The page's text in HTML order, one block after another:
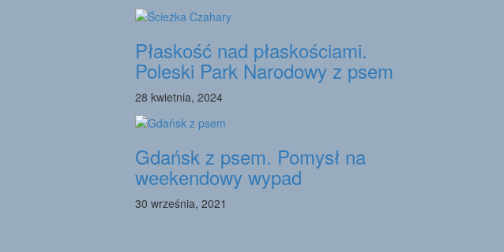
Płaskość nad płaskościami.
Poleski Park Narodowy z psem
28 kwietnia, 2024
Gdańsk z psem. Pomysł na
weekendowy wypad
30 września, 2021